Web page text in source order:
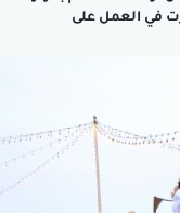
في العمل على
للشعر العراقي
عراقيين يشكِّلون